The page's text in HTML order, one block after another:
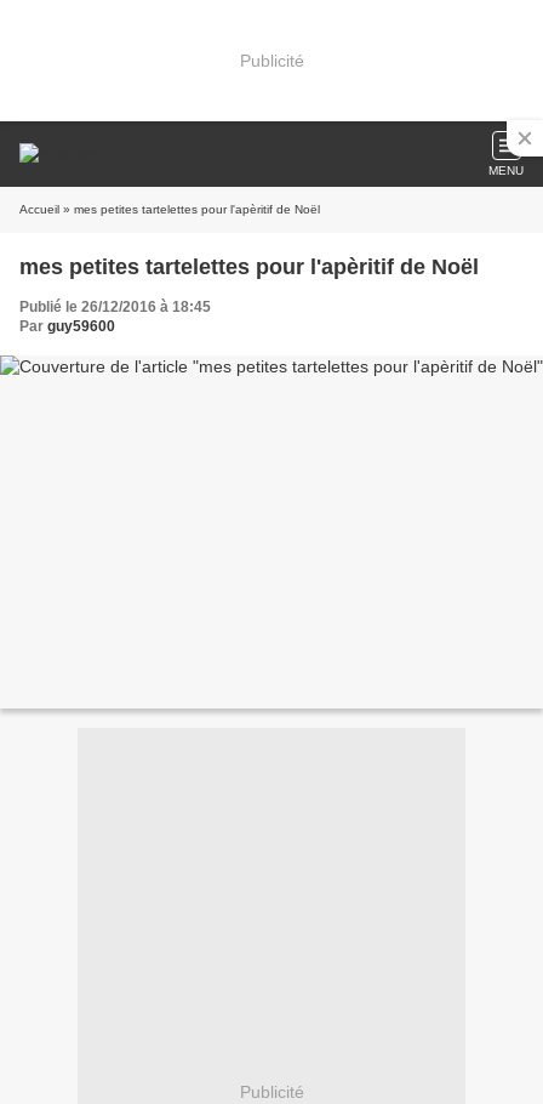
Publicité
MENU
Accueil » mes petites tartelettes pour l'apèritif de Noël
mes petites tartelettes pour l'apèritif de Noël
Publié le 26/12/2016 à 18:45
Par guy59600
Publicité